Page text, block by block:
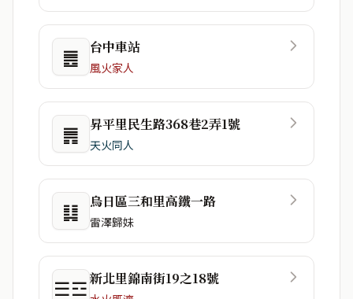
䷌ 台中車站
風火家人
䷠ 昇平里民生路368巷2弄1號
天火同人
䷆ 烏日區三和里高鐵一路
雷澤歸妹
☰☲新北里錦南街19之18號